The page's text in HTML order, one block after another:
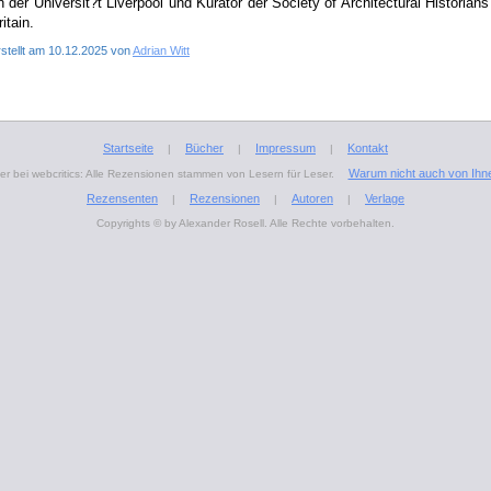
am 10.12.2025 vonAdrian Witt
Startseite | Bücher | Impressum | Kontakt
bei webcritics: Alle Rezensionen stammen von Lesern für Leser.
Warum nicht auch von
Rezensenten
| Rezensionen | Autoren | Verlage
Copyrights © by Alexander Rosell. Alle Rechte vorbehalten.